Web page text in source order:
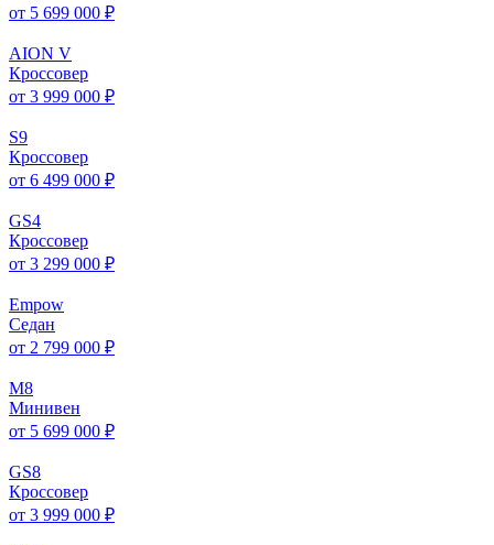
от 5 699 000 ₽
AION V
Кроссовер
от 3 999 000 ₽
S9
Кроссовер
от 6 499 000 ₽
GS4
Кроссовер
от 3 299 000 ₽
Empow
Седан
от 2 799 000 ₽
M8
Минивен
от 5 699 000 ₽
GS8
Кроссовер
от 3 999 000 ₽